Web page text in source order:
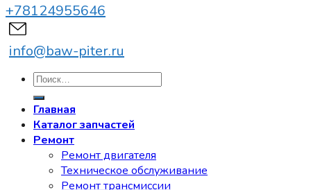
+78124955646
info@baw-piter.ru
Искать:
Главная
Каталог запчастей
Ремонт
Ремонт двигателя
Техническое обслуживание
Ремонт трансмиссии